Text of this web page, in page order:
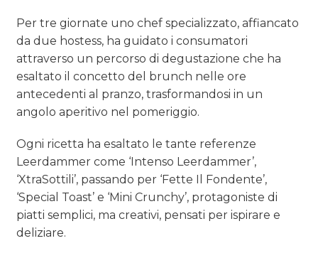
Per tre giornate uno chef specializzato, affiancato
da due hostess, ha guidato i consumatori
attraverso un percorso di degustazione che ha
esaltato il concetto del brunch nelle ore
antecedenti al pranzo, trasformandosi in un
angolo aperitivo nel pomeriggio.
Ogni ricetta ha esaltato le tante referenze
Leerdammer come ‘Intenso Leerdammer’,
‘XtraSottili’, passando per ‘Fette Il Fondente’,
‘Special Toast’ e ‘Mini Crunchy’, protagoniste di
piatti semplici, ma creativi, pensati per ispirare e
deliziare.